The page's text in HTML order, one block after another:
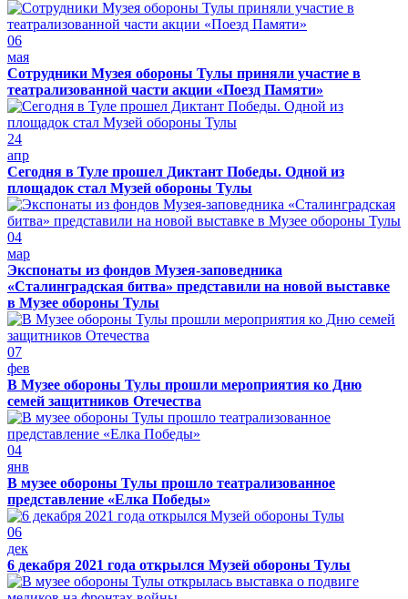
06
мая
Сотрудники Музея обороны Тулы приняли участие в
театрализованной части акции «Поезд Памяти»
24
апр
Сегодня в Туле прошел Диктант Победы. Одной из
площадок стал Музей обороны Тулы
04
мар
Экспонаты из фондов Музея-заповедника
«Сталинградская битва» представили на новой выставке
в Музее обороны Тулы
07
фев
В Музее обороны Тулы прошли мероприятия ко Дню
семей защитников Отечества
04
янв
В музее обороны Тулы прошло театрализованное
представление «Елка Победы»
06
дек
6 декабря 2021 года открылся Музей обороны Тулы